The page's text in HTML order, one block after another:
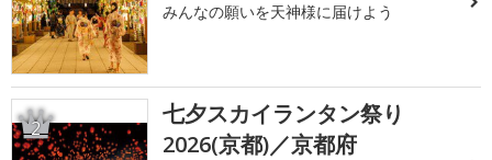
みんなの願いを天神様に届けよう
2
七夕スカイランタン祭り
2026(京都)／京都府